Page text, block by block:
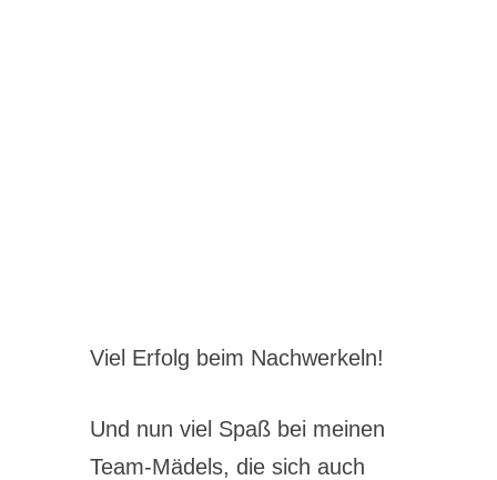
Viel Erfolg beim Nachwerkeln!
Und nun viel Spaß bei meinen
Team-Mädels, die sich auch